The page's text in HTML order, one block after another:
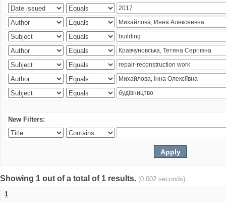
New Filters:
Showing 1 out of a total of 1 results. (0.002 seconds)
1